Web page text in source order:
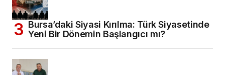
Bursa’daki Siyasi Kırılma: Türk Siyasetinde
Yeni Bir Dönemin Başlangıcı mı?